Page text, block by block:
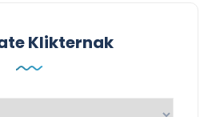
Klikternak